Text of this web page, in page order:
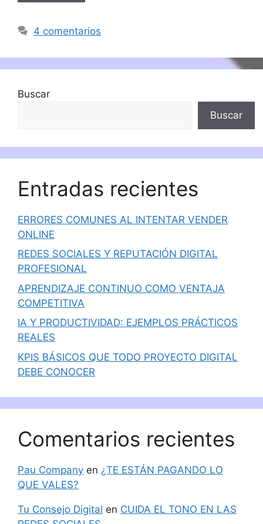
4 comentarios
Buscar
Buscar
Entradas recientes
ERRORES COMUNES AL INTENTAR VENDER
ONLINE
REDES SOCIALES Y REPUTACIÓN DIGITAL
PROFESIONAL
APRENDIZAJE CONTINUO COMO VENTAJA
COMPETITIVA
IA Y PRODUCTIVIDAD: EJEMPLOS PRÁCTICOS
REALES
KPIS BÁSICOS QUE TODO PROYECTO DIGITAL
DEBE CONOCER
Comentarios recientes
Pau Company en ¿TE ESTÁN PAGANDO LO
QUE VALES?
Tu Consejo Digital en CUIDA EL TONO EN LAS